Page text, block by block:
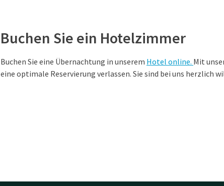
Buchen Sie ein Hotelzimmer
Buchen Sie eine Übernachtung in unserem Hotel online. Mit
eine optimale Reservierung verlassen. Sie sind bei uns herzlich